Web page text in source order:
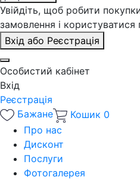
Увійдіть, щоб робити
замовлення і
Вхід або Реєстрація
Особистий кабінет
Вхід
Реєстрація
Бажане
Кошик 0
Про нас
Дисконт
Послуги
Фотогалерея